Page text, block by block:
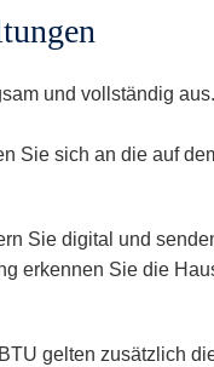
und vollständig
Sie sich an die auf
Sie digital und
erkennen Sie die
gelten zusätzlich